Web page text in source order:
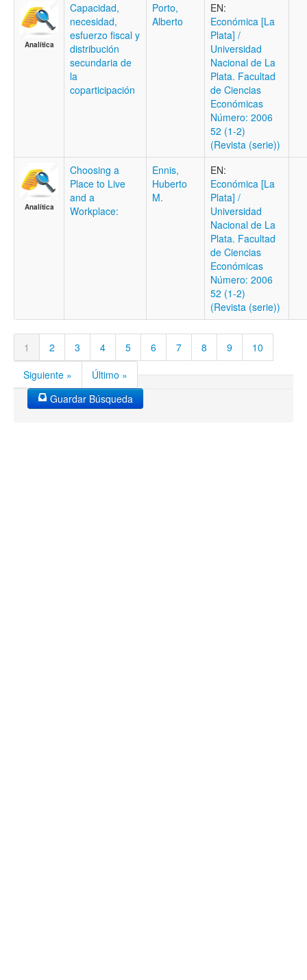
Analítica
Capacidad,
necesidad,
esfuerzo fiscal y
distribución
secundaria de
la
coparticipación
Porto,
Alberto
EN:
Económica [La
Plata] /
Universidad
Nacional de La
Plata. Facultad
de Ciencias
Económicas
Número: 2006
52 (1-2)
(Revista (serie))
Analítica
Choosing a
Place to Live
and a
Workplace:
Ennis,
Huberto
M.
EN:
Económica [La
Plata] /
Universidad
Nacional de La
Plata. Facultad
de Ciencias
Económicas
Número: 2006
52 (1-2)
(Revista (serie))
1 2 3 4 5 6 7 8 9
10
Siguiente »
Último »
Guardar Búsqueda